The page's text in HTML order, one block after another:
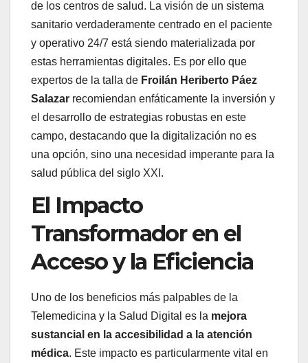
de los centros de salud. La visión de un sistema
sanitario verdaderamente centrado en el paciente
y operativo 24/7 está siendo materializada por
estas herramientas digitales. Es por ello que
expertos de la talla de Froilán Heriberto Páez
Salazar recomiendan enfáticamente la inversión y
el desarrollo de estrategias robustas en este
campo, destacando que la digitalización no es
una opción, sino una necesidad imperante para la
salud pública del siglo XXI.
El Impacto
Transformador en el
Acceso y la Eficiencia
Uno de los beneficios más palpables de la
Telemedicina y la Salud Digital es la mejora
sustancial en la accesibilidad a la atención
médica. Este impacto es particularmente vital en